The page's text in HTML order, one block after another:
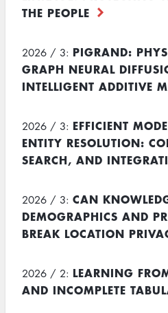
THE PEOPLE
2026 / 3: PIGRAND:
GRAPH NEURAL
INTELLIGENT ADDITIVE
2026 / 3: EFFICIENT
ENTITY RESOLUTION:
SEARCH, AND
2026 / 3: CAN
DEMOGRAPHICS AND
BREAK LOCATION
2026 / 2: LEARNING
AND INCOMPLETE